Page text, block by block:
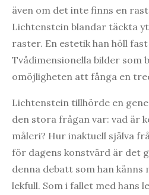
även om det inte finns en
Lichtenstein blandar täckta
raster. En estetik han höll
Tvådimensionella bilder som
omöjligheten att fånga en
Lichtenstein tillhörde en
den stora frågan var: vad är
måleri? Hur inaktuell själva
för dagens konstvärd är det
denna debatt som han känns
lekfull. Som i fallet med hans